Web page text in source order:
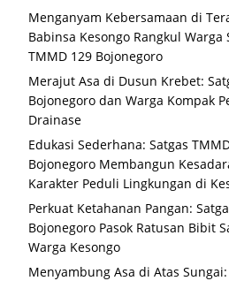
Menganyam Kebersamaan di
Babinsa Kesongo Rangkul Warga
TMMD 129 Bojonegoro
Merajut Asa di Dusun Krebet:
Bojonegoro dan Warga Kompak
Drainase
Edukasi Sederhana: Satgas
Bojonegoro Membangun
Karakter Peduli Lingkungan di
Perkuat Ketahanan Pangan:
Bojonegoro Pasok Ratusan Bibit
Warga Kesongo
Menyambung Asa di Atas